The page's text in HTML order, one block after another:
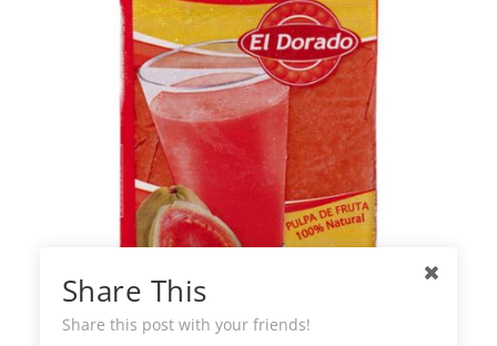
Share This
Share this post with your friends!